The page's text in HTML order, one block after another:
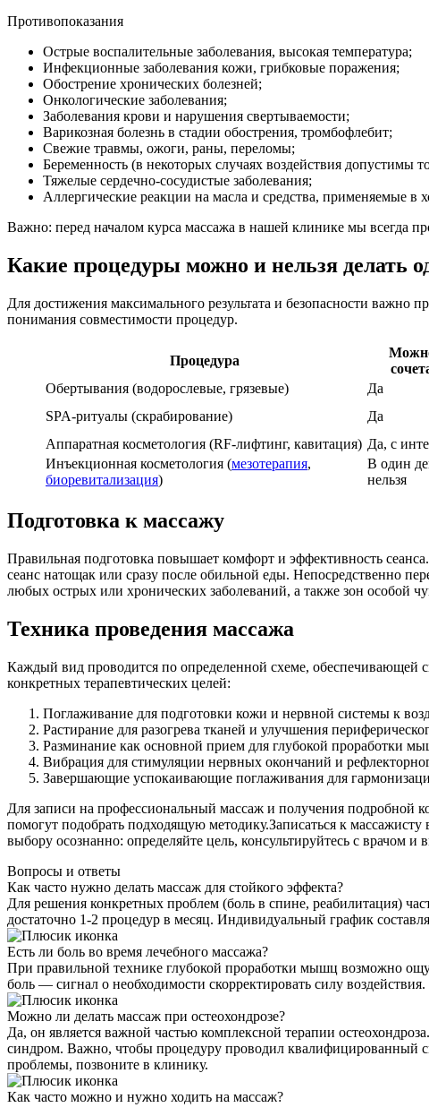
Противопоказания
Острые воспалительные заболевания, высокая температура;
Инфекционные заболевания кожи, грибковые поражения;
Обострение хронических болезней;
Онкологические заболевания;
Заболевания крови и нарушения свертываемости;
Варикозная болезнь в стадии обострения, тромбофлебит;
Свежие травмы, ожоги, раны, переломы;
Беременность (в некоторых случаях воздействия допустимы
Тяжелые сердечно-сосудистые заболевания;
Аллергические реакции на масла и средства, применяемые в
Важно: перед началом курса массажа в нашей клинике мы всегда
Какие процедуры можно и нельзя делать
Для достижения максимального результата и безопасности важно
понимания совместимости процедур.
Процедура
Обертывания (водорослевые, грязевые)
Да
SPA-ритуалы (скрабирование)
Да
Аппаратная косметология (RF-лифтинг, кавитация) Да, с
Инъекционная косметология (мезотерапия,
биоревитализация)
В один
нельзя
Подготовка к массажу
Правильная подготовка повышает комфорт и эффективность
сеанс натощак или сразу после обильной еды. Непосредственно
любых острых или хронических заболеваний, а также зон особой
Техника проведения массажа
Каждый вид проводится по определенной схеме, обеспечивающей
конкретных терапевтических целей:
Поглаживание для подготовки кожи и нервной системы к
Растирание для разогрева тканей и улучшения
Разминание как основной прием для глубокой проработки
Вибрация для стимуляции нервных окончаний и
Завершающие успокаивающие поглаживания для
Для записи на профессиональный массаж и получения подробной
помогут подобрать подходящую методику.Записаться к
выбору осознанно: определяйте цель, консультируйтесь с врачом
Вопросы и ответы
Как часто нужно делать массаж для стойкого эффекта?
Для решения конкретных проблем (боль в спине, реабилитация)
достаточно 1-2 процедур в месяц. Индивидуальный график
Есть ли боль во время лечебного массажа?
При правильной технике глубокой проработки мышц возможно
боль — сигнал о необходимости скорректировать силу
Можно ли делать массаж при остеохондрозе?
Да, он является важной частью комплексной терапии
синдром. Важно, чтобы процедуру проводил квалифицированный
проблемы, позвоните в клинику.
Как часто можно и нужно ходить на массаж?